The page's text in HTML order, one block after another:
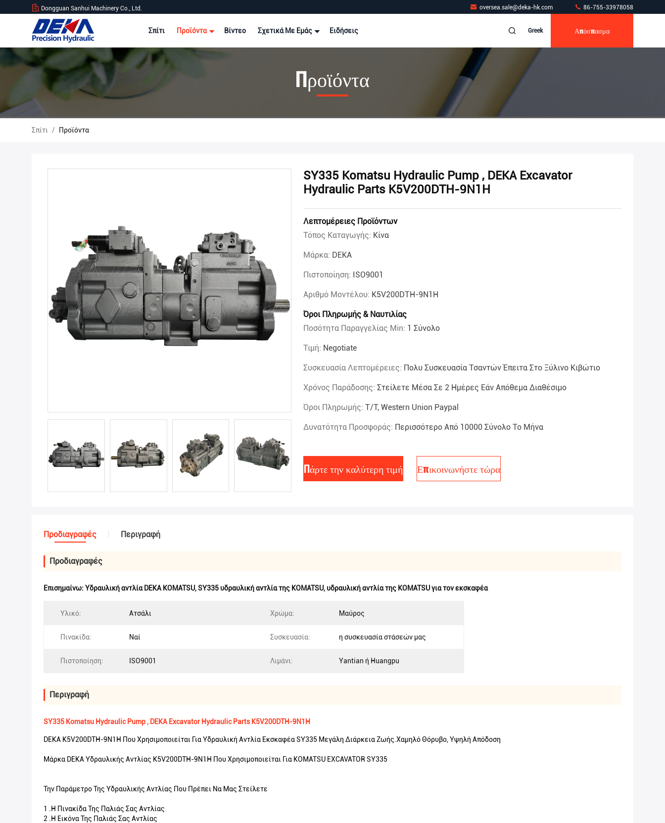
Dongguan Sanhui Machinery Co., Ltd. oversea.sale@deka-hk.com 86-755-33978058
Σπίτι Προϊόντα Βίντεο Σχετικά Με Εμάς Ειδήσεις Greek Απόσπασμα
Προϊόντα
Σπίτι / Προϊόντα
SY335 Komatsu Hydraulic Pump , DEKA Excavator
Hydraulic Parts K5V200DTH-9N1H
Λεπτομέρειες Προϊόντων
Τόπος Καταγωγής: Κίνα
Μάρκα: DEKA
Πιστοποίηση: ISO9001
Αριθμό Μοντέλου: K5V200DTH-9N1H
Όροι Πληρωμής & Ναυτιλίας
Ποσότητα Παραγγελίας Min: 1 Σύνολο
Τιμή: Negotiate
Συσκευασία Λεπτομέρειες: Πολυ Συσκευασία Τσαντών Έπειτα Στο Ξύλινο Κιβώτιο
Χρόνος Παράδοσης: Στείλετε Μέσα Σε 2 Ημέρες Εάν Απόθεμα Διαθέσιμο
Όροι Πληρωμής: T/T, Western Union Paypal
Δυνατότητα Προσφοράς: Περισσότερο Από 10000 Σύνολο Το Μήνα
Πάρτε την καλύτερη τιμή Επικοινωνήστε τώρα
Προδιαγραφές Περιγραφή
Προδιαγραφές
Επισημαίνω: Υδραυλική αντλία DEKA KOMATSU,SY335 υδραυλική αντλία της KOMATSU, υδραυλική αντλία της KOMATSU για τον εκσκαφέα
Υλικό: Ατσάλι Χρώμα: Μαύρος
Πινακίδα: Ναί Συσκευασία: η συσκευασία στάσεών μας
Πιστοποίηση: ISO9001 Λιμάνι: Yantian ή Huangpu
Περιγραφή
SY335 Komatsu Hydraulic Pump , DEKA Excavator Hydraulic Parts K5V200DTH-9N1H
DEKA K5V200DTH-9N1H Που Χρησιμοποιείται Για Υδραυλική Αντλία Εκσκαφέα SY335 Μεγάλη Διάρκεια Ζωής.Χαμηλό Θόρυβο, Υψηλή Απόδοση
Μάρκα DEKA Υδραυλικής Αντλίας K5V200DTH-9N1H Που Χρησιμοποιείται Για KOMATSU EXCAVATOR SY335
Την Παράμετρο Της Υδραυλικής Αντλίας Που Πρέπει Να Μας Στείλετε
1 .Η Πινακίδα Της Παλιάς Σας Αντλίας
2 .Η Εικόνα Της Παλιάς Σας Αντλίας